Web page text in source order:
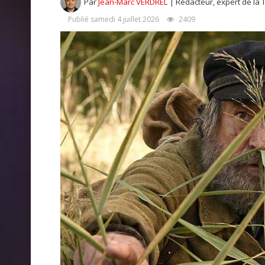
Publié samedi 4 juillet 2026 2409